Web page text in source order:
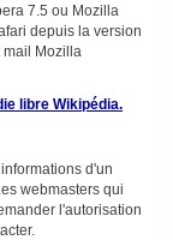
7.5 ou Mozilla
depuis la version
mail Mozilla
libre Wikipédia.
d'un
webmasters qui
l'autorisation